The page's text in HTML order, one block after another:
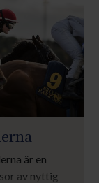
är en
av nyttig